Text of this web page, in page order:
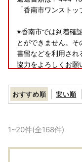
「香南市ワンスト
※香南市では到着確
とができません。
書留などを利用され
協力をよろしくお願
することができませ
さい。
＼香南市のワンスト
寄付者の負担を軽減
おすすめ順 安い順
1~20件(全168件)